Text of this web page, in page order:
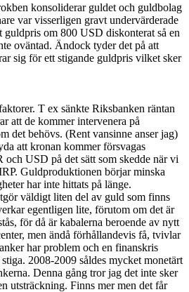
konsoliderar guldet och guldbolag
var visserligen gravt undervärderade
guldpris om 800 USD diskonterat så en
oväntad. Ändock tyder det på att
sig för ett stigande guldpris vilket sker
T ex sänkte Riksbanken räntan
att de kommer intervenera på
det behövs. (Rent vansinne anser jag)
att kronan kommer försvagas
och USD på det sätt som skedde när vi
Guldproduktionen börjar minska
har inte hittats på länge.
väldigt liten del av guld som finns
egentligen lite, förutom om det är
för då är kabalerna beroende av nytt
men ändå förhållandevis få, tvivlar
har problem och en finanskris
2008-2009 såldes mycket monetärt
Denna gång tror jag det inte sker
utsträckning. Finns mer men det får